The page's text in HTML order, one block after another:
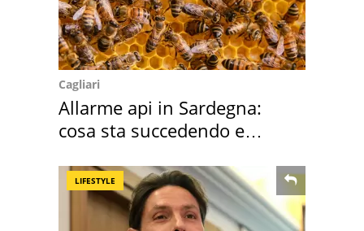
Cagliari
Allarme api in Sardegna:
cosa sta succedendo e
LIFESTYLE